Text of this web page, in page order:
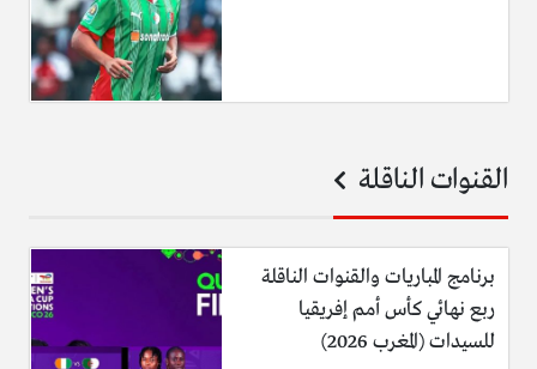
القنوات الناقلة
برنامج المباريات والقنوات الناقلة
ربع نهائي كأس أمم إفريقيا
للسيدات (المغرب 2026)